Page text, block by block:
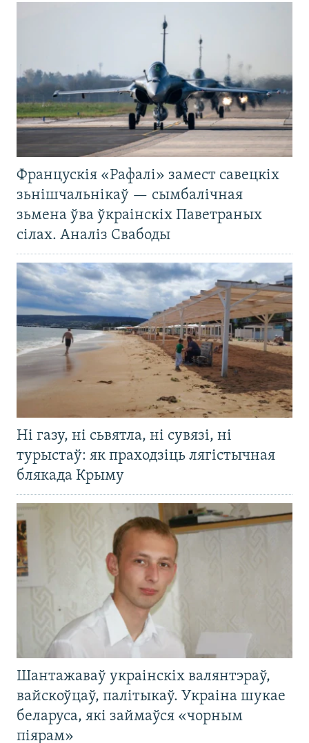
Францускія «Рафалі» замест савецкіх
зьнішчальнікаў — сымбалічная
зьмена ўва ўкраінскіх Паветраных
сілах. Аналіз Свабоды
Ні газу, ні сьвятла, ні сувязі, ні
турыстаў: як праходзіць лягістычная
блякада Крыму
Шантажаваў украінскіх валянтэраў,
вайскоўцаў, палітыкаў. Украіна шукае
беларуса, які займаўся «чорным
піярам»